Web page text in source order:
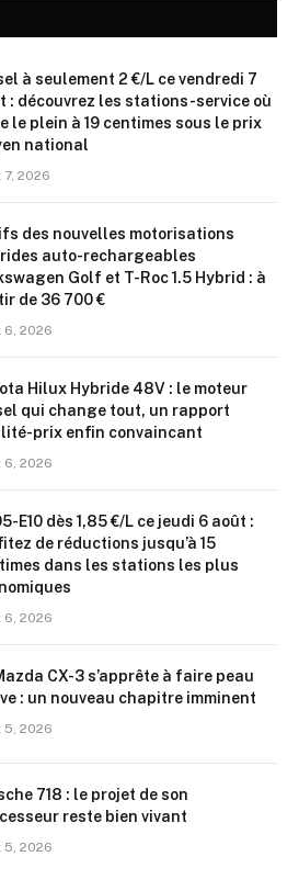
à seulement 2 €/L ce vendredi 7
: découvrez les stations-service où
le plein à 19 centimes sous le prix
national
7, 2026
des nouvelles motorisations
auto-rechargeables
Golf et T-Roc 1.5 Hybrid : à
de 36 700 €
6, 2026
Hilux Hybride 48V : le moteur
qui change tout, un rapport
prix enfin convaincant
6, 2026
E10 dès 1,85 €/L ce jeudi 6 août :
de réductions jusqu’à 15
dans les stations les plus
6, 2026
CX-3 s’apprête à faire peau
: un nouveau chapitre imminent
5, 2026
718 : le projet de son
reste bien vivant
5, 2026